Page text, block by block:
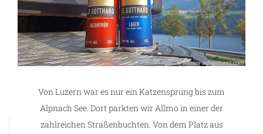
Von Luzern war es nur ein Katzensprung bis zum
Alpnach See. Dort parkten wir Allmo in einer der
zahlreichen Straßenbuchten. Von dem Platz aus